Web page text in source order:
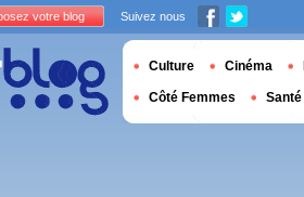
votre blog Suivez nous
Culture Cinéma
Côté Femmes Santé